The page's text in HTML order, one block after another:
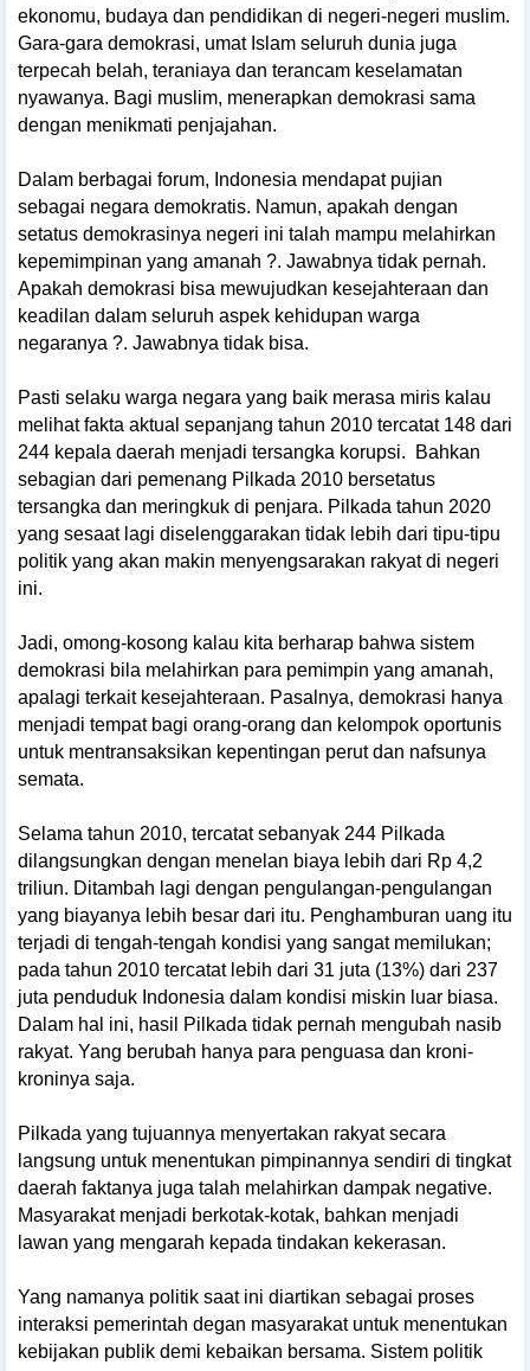
ekonomu, budaya dan pendidikan di negeri-negeri muslim.
Gara-gara demokrasi, umat Islam seluruh dunia juga
terpecah belah, teraniaya dan terancam keselamatan
nyawanya. Bagi muslim, menerapkan demokrasi sama
dengan menikmati penjajahan.
Dalam berbagai forum, Indonesia mendapat pujian
sebagai negara demokratis. Namun, apakah dengan
setatus demokrasinya negeri ini talah mampu melahirkan
kepemimpinan yang amanah ?. Jawabnya tidak pernah.
Apakah demokrasi bisa mewujudkan kesejahteraan dan
keadilan dalam seluruh aspek kehidupan warga
negaranya ?. Jawabnya tidak bisa.
Pasti selaku warga negara yang baik merasa miris kalau
melihat fakta aktual sepanjang tahun 2010 tercatat 148 dari
244 kepala daerah menjadi tersangka korupsi.
Bahkan
sebagian dari pemenang Pilkada 2010 bersetatus
tersangka dan meringkuk di penjara. Pilkada tahun 2020
yang sesaat lagi diselenggarakan tidak lebih dari tipu-tipu
politik yang akan makin menyengsarakan rakyat di negeri
ini.
Jadi, omong-kosong kalau kita berharap bahwa sistem
demokrasi bila melahirkan para pemimpin yang amanah,
apalagi terkait kesejahteraan. Pasalnya, demokrasi hanya
menjadi tempat bagi orang-orang dan kelompok oportunis
untuk mentransaksikan kepentingan perut dan nafsunya
semata.
Selama tahun 2010, tercatat sebanyak 244 Pilkada
dilangsungkan dengan menelan biaya lebih dari Rp 4,2
triliun. Ditambah lagi dengan pengulangan-pengulangan
yang biayanya lebih besar dari itu. Penghamburan uang itu
terjadi di tengah-tengah kondisi yang sangat memilukan;
pada tahun 2010 tercatat lebih dari 31 juta (13%) dari 237
juta penduduk Indonesia dalam kondisi miskin luar biasa.
Dalam hal ini, hasil Pilkada tidak pernah mengubah nasib
rakyat. Yang berubah hanya para penguasa dan kroni-
kroninya saja.
Pilkada yang tujuannya menyertakan rakyat secara
langsung untuk menentukan pimpinannya sendiri di tingkat
daerah faktanya juga talah melahirkan dampak negative.
Masyarakat menjadi berkotak-kotak, bahkan menjadi
lawan yang mengarah kepada tindakan kekerasan.
Yang namanya politik saat ini diartikan sebagai proses
interaksi pemerintah degan masyarakat untuk menentukan
kebijakan publik demi kebaikan bersama. Sistem politik